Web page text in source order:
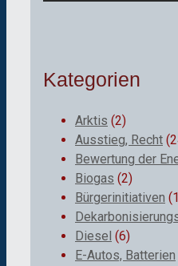
Kategorien
Arktis (2)
Ausstieg, Recht
Bewertung der
Biogas (2)
Bürgerinitiativen
Diesel (6)
E-Autos, Batterien